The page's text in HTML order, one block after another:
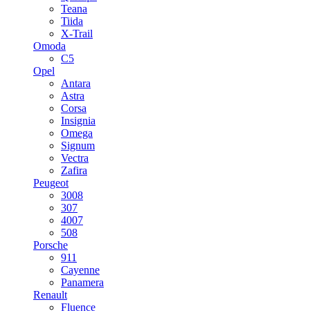
Teana
Tiida
X-Trail
Omoda
C5
Opel
Antara
Astra
Corsa
Insignia
Omega
Signum
Vectra
Zafira
Peugeot
3008
307
4007
508
Porsche
911
Cayenne
Panamera
Renault
Fluence